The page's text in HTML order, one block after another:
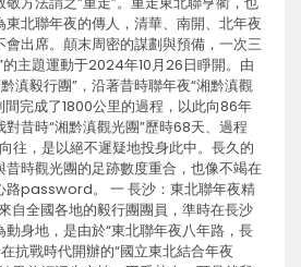
北聯年夜的傳人，清華、南開、北年夜
出席。顛末周密的謀劃與預備，一次三
的主題運動于2024年10月26日睜開。由
滇毅行團”，沿著昔時聯年夜“湘黔滇觀
間完成了1800公里的過程，以此向86年
對昔時“湘黔滇觀光團”歷時68天、過程
往，是以絕不遲疑地投身此中。長久的
時觀光團的足跡數度重合，也像不竭在
路password。 一 長沙：東北聯年夜精
自全國各地的毅行團團員，準時在長沙
身地，是由於“東北聯年夜八年路，長
抗戰時代開辦的“國立東北結合年夜